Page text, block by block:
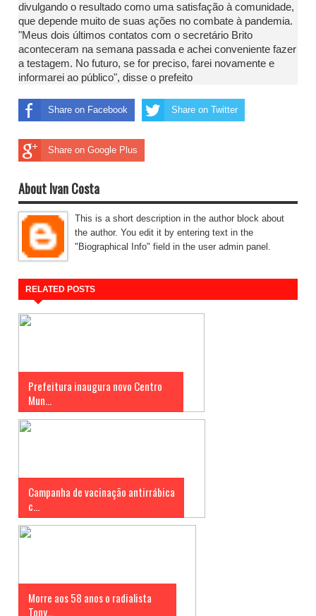
divulgando o resultado como uma satisfação à comunidade,
que depende muito de suas ações no combate à pandemia.
"Meus dois últimos contatos com o secretário Brito
aconteceram na semana passada e achei conveniente fazer
a testagem. No futuro, se for preciso, farei novamente e
informarei ao público", disse o prefeito
Share on Facebook Share on Twitter
Share on Google Plus
About Ivan Costa
This is a short description in the author block about
the author. You edit it by entering text in the
"Biographical Info" field in the user admin panel.
RELATED POSTS
Prefeitura inaugura novo Centro
Mun...
Campanha de vacinação antirrábica
c...
Morre aos 58 anos o radialista
Tony...